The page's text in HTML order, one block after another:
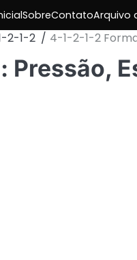
SobreContatoArquivo
2-1-2 4-1-2-1-2
Pressão,